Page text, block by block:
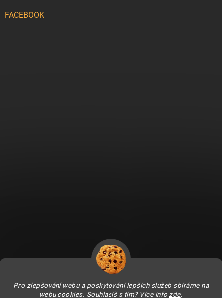
Pro zlepšování webu a poskytování lepších služeb sbíráme na
webu cookies. Souhlasíš s tím? Více info zde.
FACEBOOK
Fitami.sk Fitami.hu